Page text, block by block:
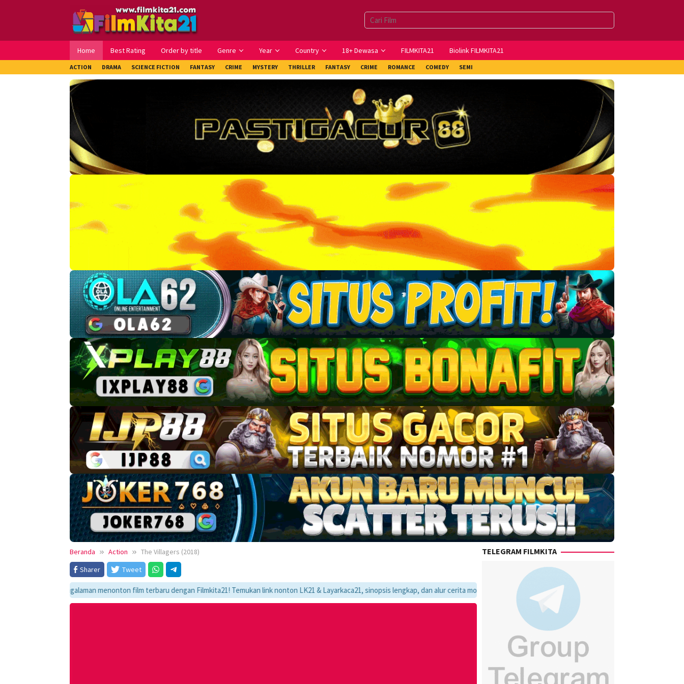
Home Best Rating Order by title Genre Year Country 18+ Dewasa FILMKITA21 Biolink FILMKITA21
ACTION DRAMA SCIENCE FICTION FANTASY CRIME MYSTERY THRILLER FANTASY CRIME ROMANCE COMEDY SEMI
Beranda Action
The Villagers (2018)
Sharer
Tweet
pengalaman menonton film terbaru dengan Filmkita21! Temukan link nonton LK21 & Layarkaca21, sinopsis lengkap, dan alur cerita movie favoritmu dalam satu tempat yang praktis dan update setiap hari.
TELEGRAM FILMKITA